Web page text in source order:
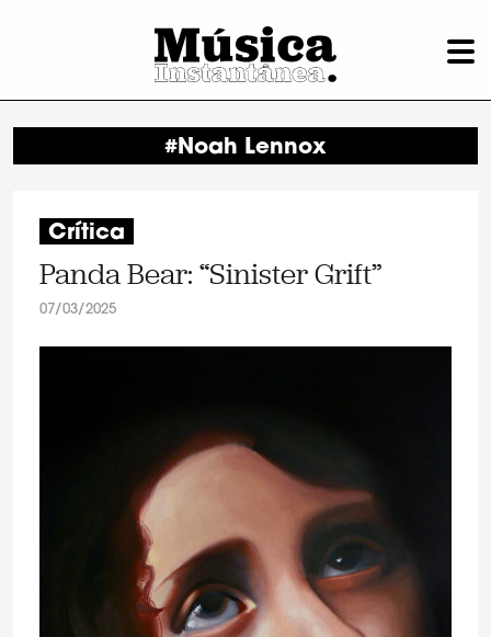
#Noah Lennox
Crítica
Panda Bear: “Sinister Grift”
07/03/2025